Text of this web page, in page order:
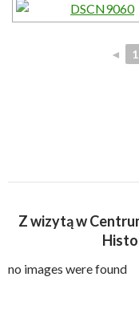
◄ 1
Z wizytą w
no images were found